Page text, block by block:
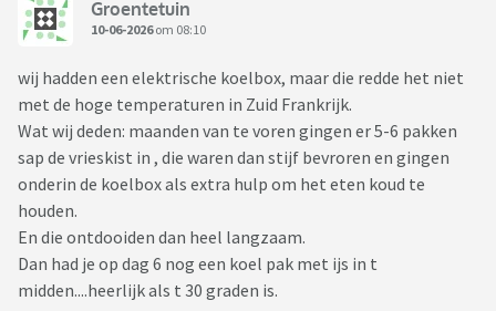
Groentetuin
10-06-2026om 08:10
wij hadden een elektrische koelbox, maar die redde het niet
met de hoge temperaturen in Zuid Frankrijk.
Wat wij deden: maanden van te voren gingen er 5-6 pakken
sap de vrieskist in , die waren dan stijf bevroren en gingen
onderin de koelbox als extra hulp om het eten koud te
houden.
En die ontdooiden dan heel langzaam.
Dan had je op dag 6 nog een koel pak met ijs in t
midden....heerlijk als t 30 graden is.